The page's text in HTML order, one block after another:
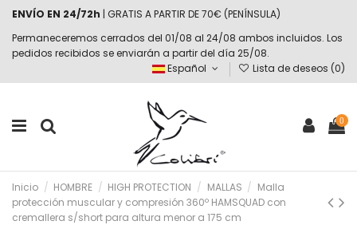
ENVÍO EN 24/72h | GRATIS A PARTIR DE 70€ (PENÍNSULA)
Permaneceremos cerrados del 01/08 al 24/08 ambos incluidos. Los
pedidos recibidos se enviarán a partir del día 25/08.
Español
Lista de deseos (0)
0
Inicio HOMBRE HIGH PROTECTION MALLAS
Malla
protección muscular y compresión 360º HAMSQUAD con
cremallera s/short para altura menor a 175 cm